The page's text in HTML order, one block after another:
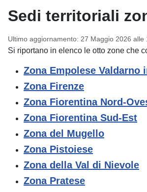
Sedi territoriali
Ultimo aggiornamento: 27 Maggio 2026 alle
Si riportano in elenco le otto zone che
Zona Empolese Valdarno
Zona Firenze
Zona Fiorentina Nord-
Zona Fiorentina Sud-Est
Zona del Mugello
Zona Pistoiese
Zona della Val di Nievole
Zona Pratese